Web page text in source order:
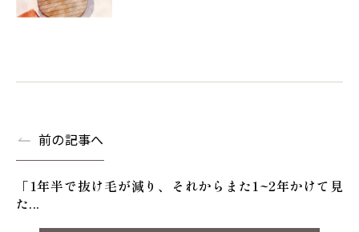
前の記事へ
「1年半で抜け毛が減り、それからまた1~2年かけて見
た...